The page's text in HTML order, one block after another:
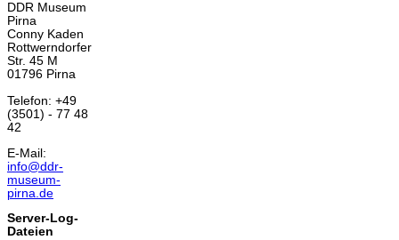
DDR Museum
Pirna
Conny Kaden
Rottwerndorfer
Str. 45 M
01796 Pirna
Telefon: +49
(3501) - 77 48
42
E-Mail:
info@ddr-
museum-
pirna.de
Server-Log-
Dateien